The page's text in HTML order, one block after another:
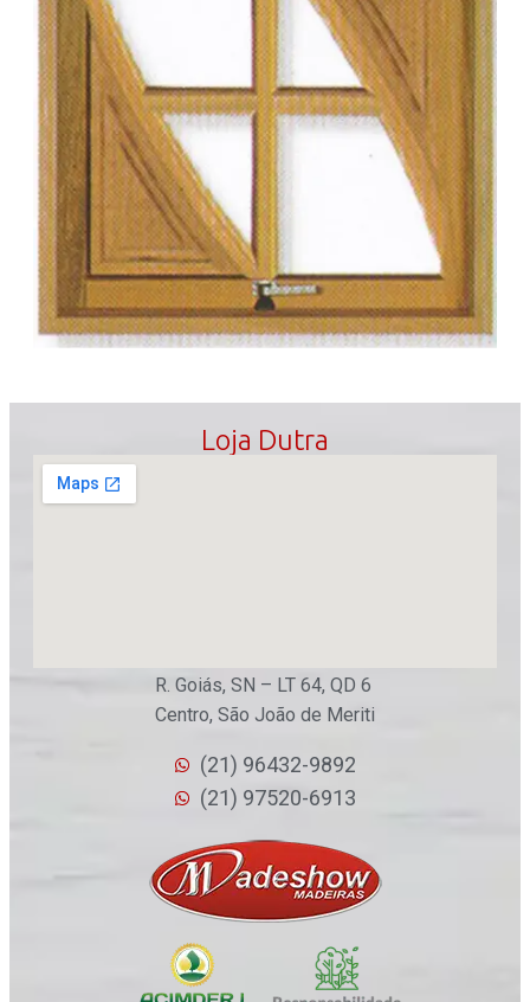
Loja Dutra
R. Goiás, SN – LT 64, QD 6
Centro, São João de Meriti
(21) 96432-9892
(21) 97520-6913